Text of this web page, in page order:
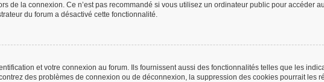
de la connexion. Ce n’est pas recommandé si vous utilisez un ordinateur public pour accéder
du forum a désactivé cette fonctionnalité.
et votre connexion au forum. Ils fournissent aussi des fonctionnalités telles que les
des problèmes de connexion ou de déconnexion, la suppression des cookies pourrait les